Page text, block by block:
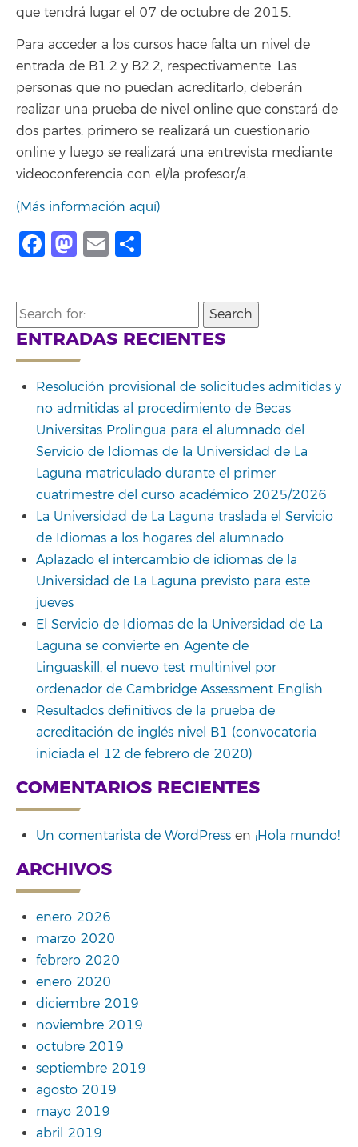
que tendrá lugar el 07 de octubre de 2015.
Para acceder a los cursos hace falta un nivel de
entrada de B1.2 y B2.2, respectivamente. Las
personas que no puedan acreditarlo, deberán
realizar una prueba de nivel online que constará de
dos partes: primero se realizará un cuestionario
online y luego se realizará una entrevista mediante
videoconferencia con el/la profesor/a.
(Más información aquí)
Facebook
Mastodon
Email
Search
for:
ENTRADAS RECIENTES
Resolución provisional de solicitudes admitidas y
no admitidas al procedimiento de Becas
Universitas Prolingua para el alumnado del
Servicio de Idiomas de la Universidad de La
Laguna matriculado durante el primer
cuatrimestre del curso académico 2025/2026
La Universidad de La Laguna traslada el Servicio
de Idiomas a los hogares del alumnado
Aplazado el intercambio de idiomas de la
Universidad de La Laguna previsto para este
jueves
El Servicio de Idiomas de la Universidad de La
Laguna se convierte en Agente de
Linguaskill, el nuevo test multinivel por
ordenador de Cambridge Assessment English
Resultados definitivos de la prueba de
acreditación de inglés nivel B1 (convocatoria
iniciada el 12 de febrero de 2020)
COMENTARIOS RECIENTES
Un comentarista de WordPress en ¡Hola mundo!
ARCHIVOS
enero 2026
marzo 2020
febrero 2020
enero 2020
diciembre 2019
noviembre 2019
octubre 2019
septiembre 2019
agosto 2019
mayo 2019
abril 2019